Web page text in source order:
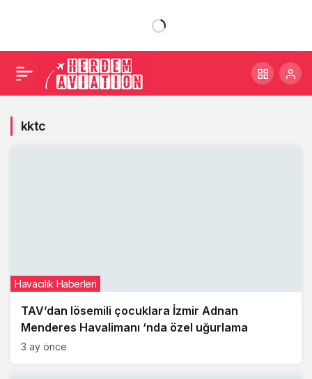
kktc
TAV’dan lösemili çocuklara İzmir Adnan
Menderes Havalimanı ‘nda özel uğurlama
Havacılık Haberleri
3 ay önce